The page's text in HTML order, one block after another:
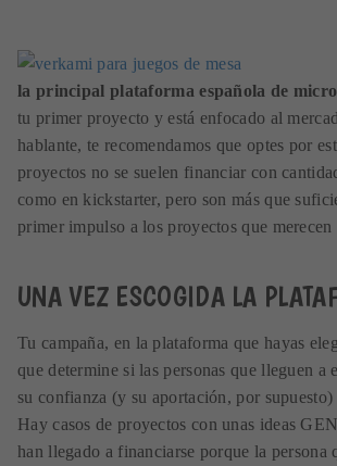
la principal plataforma española de
tu primer proyecto y está enfocado al
hablante, te recomendamos que optes por
proyectos no se suelen financiar con
como en kickstarter, pero son más que
primer impulso a los proyectos que merecen
UNA VEZ ESCOGIDA LA
Tu campaña, en la plataforma que hayas
que determine si las personas que lleguen a
su confianza (y su aportación, por
Hay casos de proyectos con unas ideas
han llegado a financiarse porque la persona